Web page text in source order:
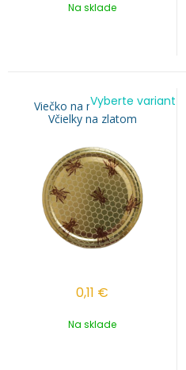
Na sklade
Viečko na med TO 82 -
Včielky na zlatom
0,11 €
Vyberte variant
Na sklade